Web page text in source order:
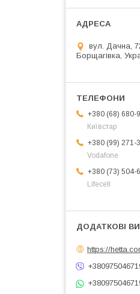
вул. Дачна,
Борщагівка,
+380 (68) 680-
Київстар
+380 (99) 271-
Vodafone
+380 (73) 504-
Lifecell
https://